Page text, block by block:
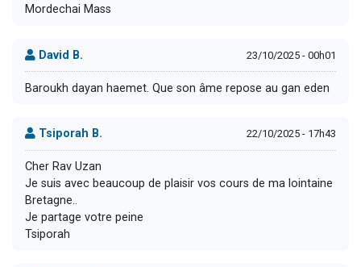
Mordechai Mass
David B. 23/10/2025 - 00h01
Baroukh dayan haemet. Que son âme repose au gan eden
Tsiporah B. 22/10/2025 - 17h43
Cher Rav Uzan
Je suis avec beaucoup de plaisir vos cours de ma lointaine
Bretagne..
Je partage votre peine
Tsiporah